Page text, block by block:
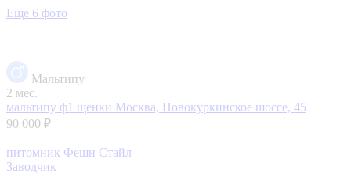
Еще 6 фото
Мальтипу
2 мес.
мальтипу ф1 щенки Москва, Новокуркинское шоссе, 45
90 000 ₽
питомник Фешн Стайл
Заводчик